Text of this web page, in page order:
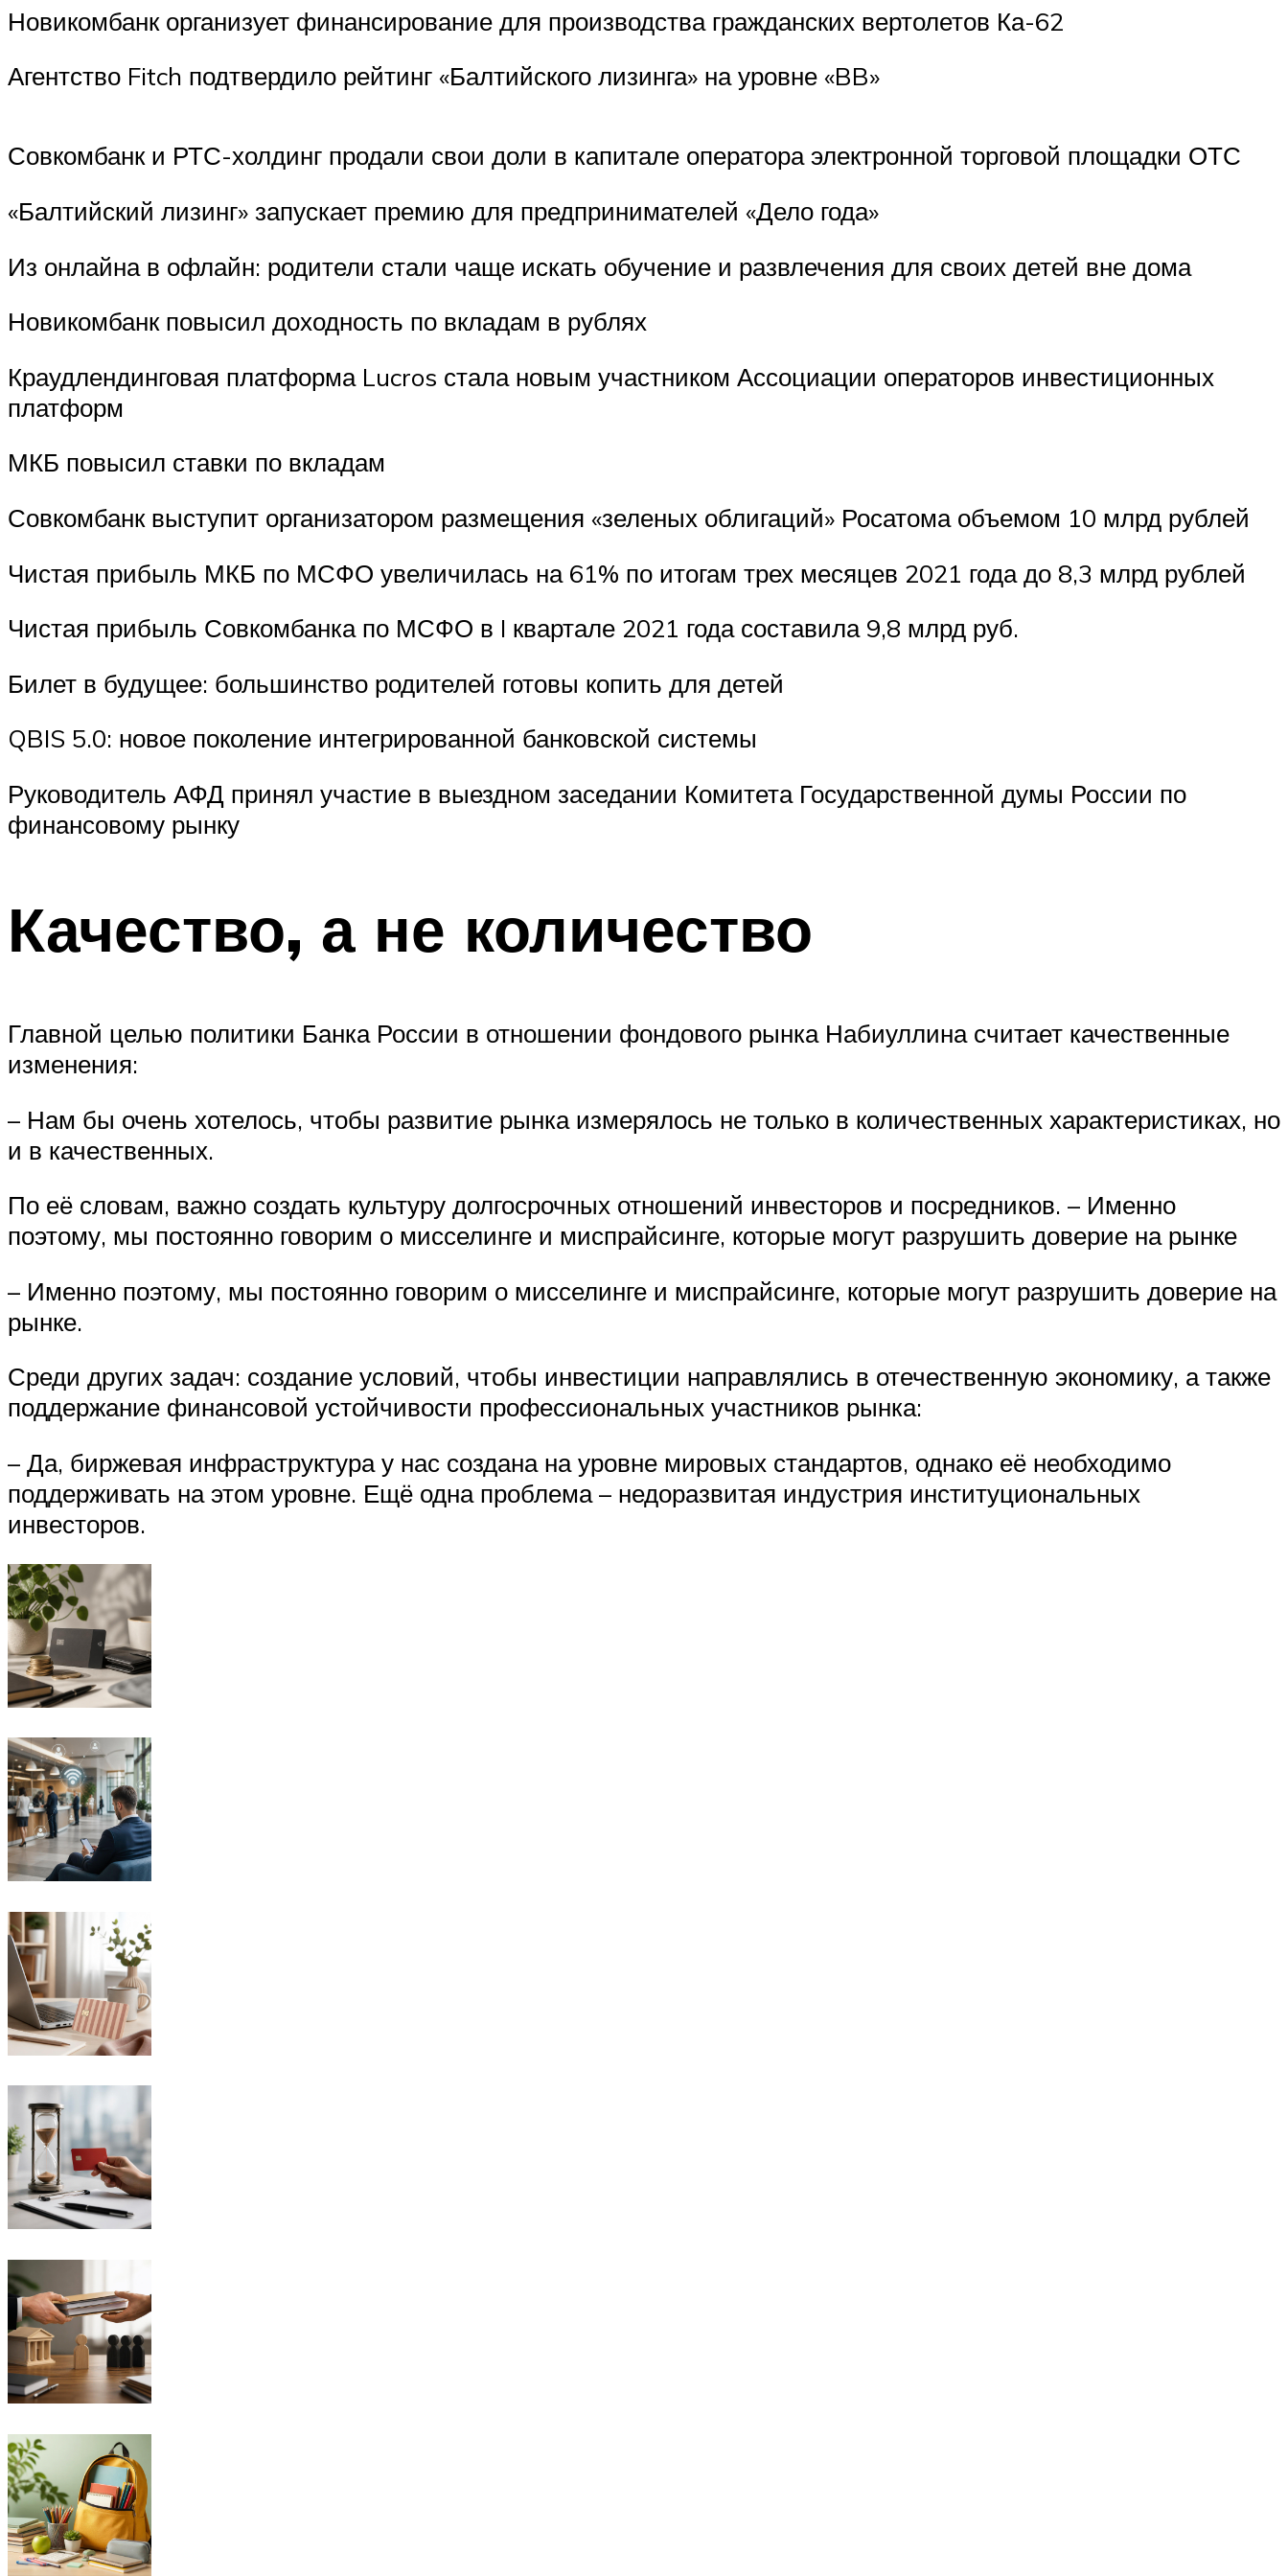
Новикомбанк организует финансирование для производства гражданских вертолетов Ка-62
Агентство Fitch подтвердило рейтинг «Балтийского лизинга» на уровне «BB»
Совкомбанк и РТС-холдинг продали свои доли в капитале оператора электронной торговой площадки ОТС
«Балтийский лизинг» запускает премию для предпринимателей «Дело года»
Из онлайна в офлайн: родители стали чаще искать обучение и развлечения для своих детей вне дома
Новикомбанк повысил доходность по вкладам в рублях
Краудлендинговая платформа Lucros стала новым участником Ассоциации операторов инвестиционных
платформ
МКБ повысил ставки по вкладам
Совкомбанк выступит организатором размещения «зеленых облигаций» Росатома объемом 10 млрд рублей
Чистая прибыль МКБ по МСФО увеличилась на 61% по итогам трех месяцев 2021 года до 8,3 млрд рублей
Чистая прибыль Совкомбанка по МСФО в I квартале 2021 года составила 9,8 млрд руб.
Билет в будущее: большинство родителей готовы копить для детей
QBIS 5.0: новое поколение интегрированной банковской системы
Руководитель АФД принял участие в выездном заседании Комитета Государственной думы России по
финансовому рынку
Качество, а не количество
Главной целью политики Банка России в отношении фондового рынка Набиуллина считает качественные
изменения:
– Нам бы очень хотелось, чтобы развитие рынка измерялось не только в количественных характеристиках, но
и в качественных.
По её словам, важно создать культуру долгосрочных отношений инвесторов и посредников. – Именно
поэтому, мы постоянно говорим о мисселинге и миспрайсинге, которые могут разрушить доверие на рынке
– Именно поэтому, мы постоянно говорим о мисселинге и миспрайсинге, которые могут разрушить доверие на
рынке.
Среди других задач: создание условий, чтобы инвестиции направлялись в отечественную экономику, а также
поддержание финансовой устойчивости профессиональных участников рынка:
– Да, биржевая инфраструктура у нас создана на уровне мировых стандартов, однако её необходимо
поддерживать на этом уровне. Ещё одна проблема – недоразвитая индустрия институциональных
инвесторов.